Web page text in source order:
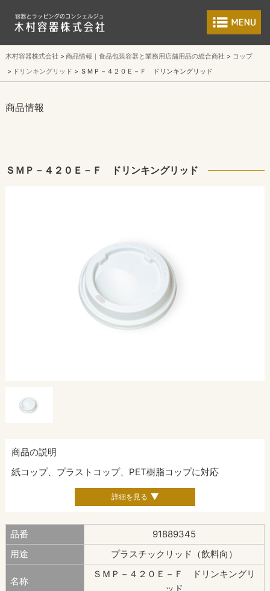
食品包装容器と
木村容器株式会社 商品情報｜食品包装容器と業務用店舗用品の総合商社
コップ
ドリンキングリッド
ＳＭＰ－４２０Ｅ－Ｆ ドリンキングリッド
商品情報
ＳＭＰ－４２０Ｅ－Ｆ ドリンキングリッド
商品の説明
紙コップ、プラストコップ、PET樹脂コップに対応
詳細を見る
品番
91889345
用途
プラスチックリッド（飲料向）
名称
ＳＭＰ－４２０Ｅ－Ｆ ドリンキングリ
ッド